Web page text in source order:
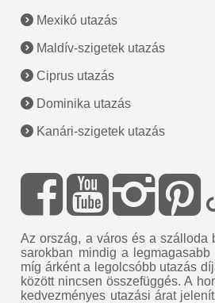
Mexikó utazás
Maldív-szigetek utazás
Ciprus utazás
Dominika utazás
Kanári-szigetek utazás
Az ország, a város és a szálloda
sarokban mindig a legmagasabb
míg árként a legolcsóbb utazás
között nincsen összefüggés. A
kedvezményes utazási árat